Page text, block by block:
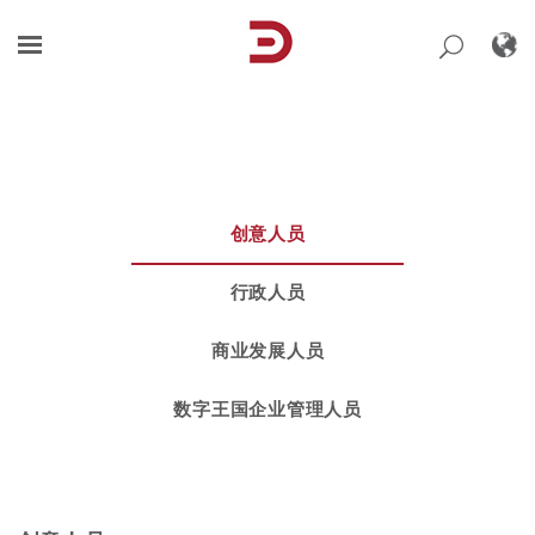
content
创意人员
行政人员
商业发展人员
数字王国企业管理人员